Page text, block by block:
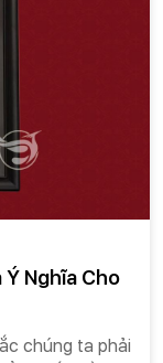
Nghĩa Cho
chúng ta phải